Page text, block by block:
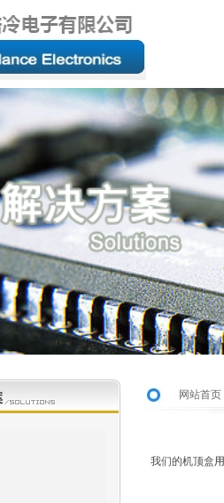
网站首页
我们的机顶盒用